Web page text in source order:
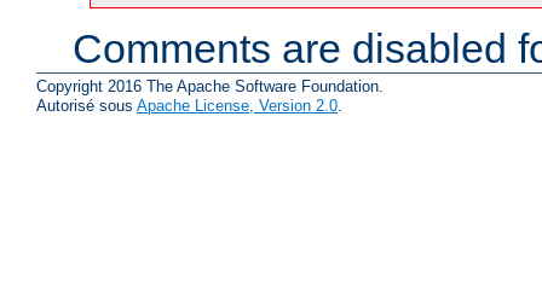
Comments are disabled
Copyright 2016 The Apache Software Foundation.
Autorisé sous Apache License, Version 2.0